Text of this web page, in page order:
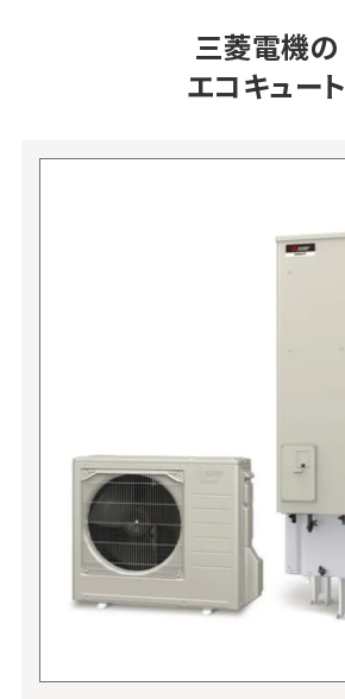
三菱電機の
エコキュート